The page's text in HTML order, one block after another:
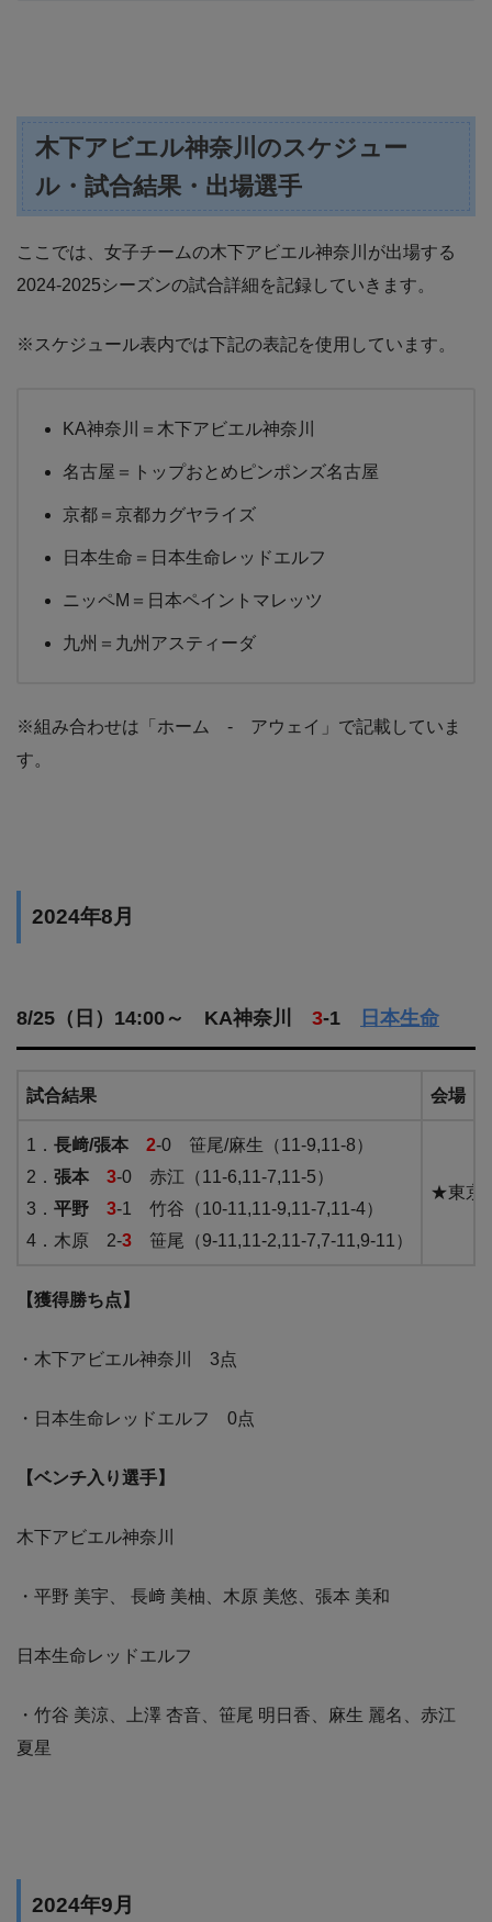
木下アビエル神奈川のスケジュー
ル・試合結果・出場選手
ここでは、女子チームの木下アビエル神奈川が出場する
2024-2025シーズンの試合詳細を記録していきます。
※スケジュール表内では下記の表記を使用しています。
KA神奈川＝木下アビエル神奈川
名古屋＝トップおとめピンポンズ名古屋
京都＝京都カグヤライズ
日本生命＝日本生命レッドエルフ
ニッペM＝日本ペイントマレッツ
九州＝九州アスティーダ
※組み合わせは「ホーム - アウェイ」で記載していま
す。
2024年8月
8/25（日）14:00～ KA神奈川 3-1 日本生命
試合結果 会場
1． 長﨑/張本 2-0 笹尾/麻生（11-9,11-8）
2． 張本 3-0 赤江（11-6,11-7,11-5）
3． 平野 3-1 竹谷（10-11,11-9,11-7,11-4）
4．木原 2-3 笹尾（9-11,11-2,11-7,7-11,9-11）
★東京
【獲得勝ち点】
・木下アビエル神奈川 3点
・日本生命レッドエルフ 0点
【ベンチ入り選手】
木下アビエル神奈川
・平野 美宇、 長﨑 美柚、木原 美悠、張本 美和
日本生命レッドエルフ
・竹谷 美涼、上澤 杏音、笹尾 明日香、麻生 麗名、赤江
夏星
2024年9月